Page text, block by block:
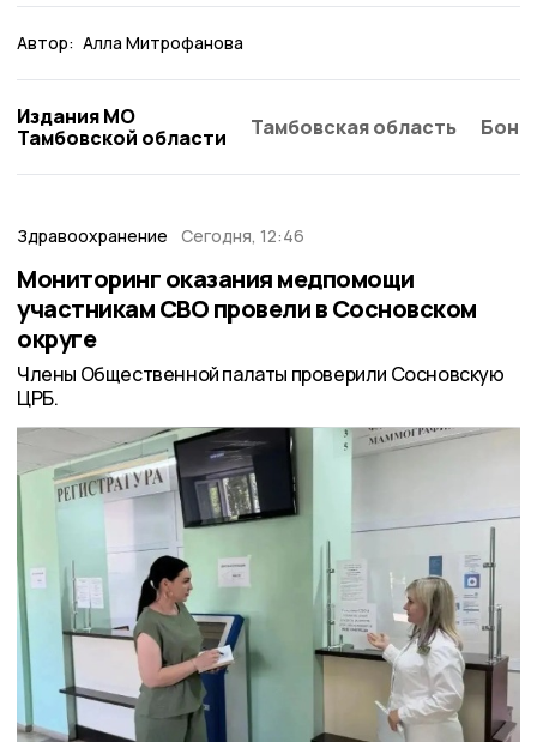
Автор: Алла Митрофанова
Издания МО
Тамбовской области
Тамбовская область
Здравоохранение Сегодня, 12:46
Мониторинг оказания медпомощи
участникам СВО провели в Сосновском
округе
Члены Общественной палаты проверили Сосновскую
ЦРБ.